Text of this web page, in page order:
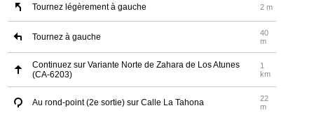
Tournez légèrement à gauche 2 m
Tournez à gauche
40
m
Continuez sur Variante Norte de Zahara de Los Atunes
(CA-6203)
1
km
Au rond-point (2e sortie) sur Calle La Tahona
22
m